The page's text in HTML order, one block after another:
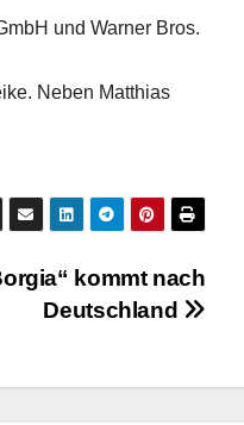
und Warner Bros.
. Neben Matthias
kommt nach
Deutschland